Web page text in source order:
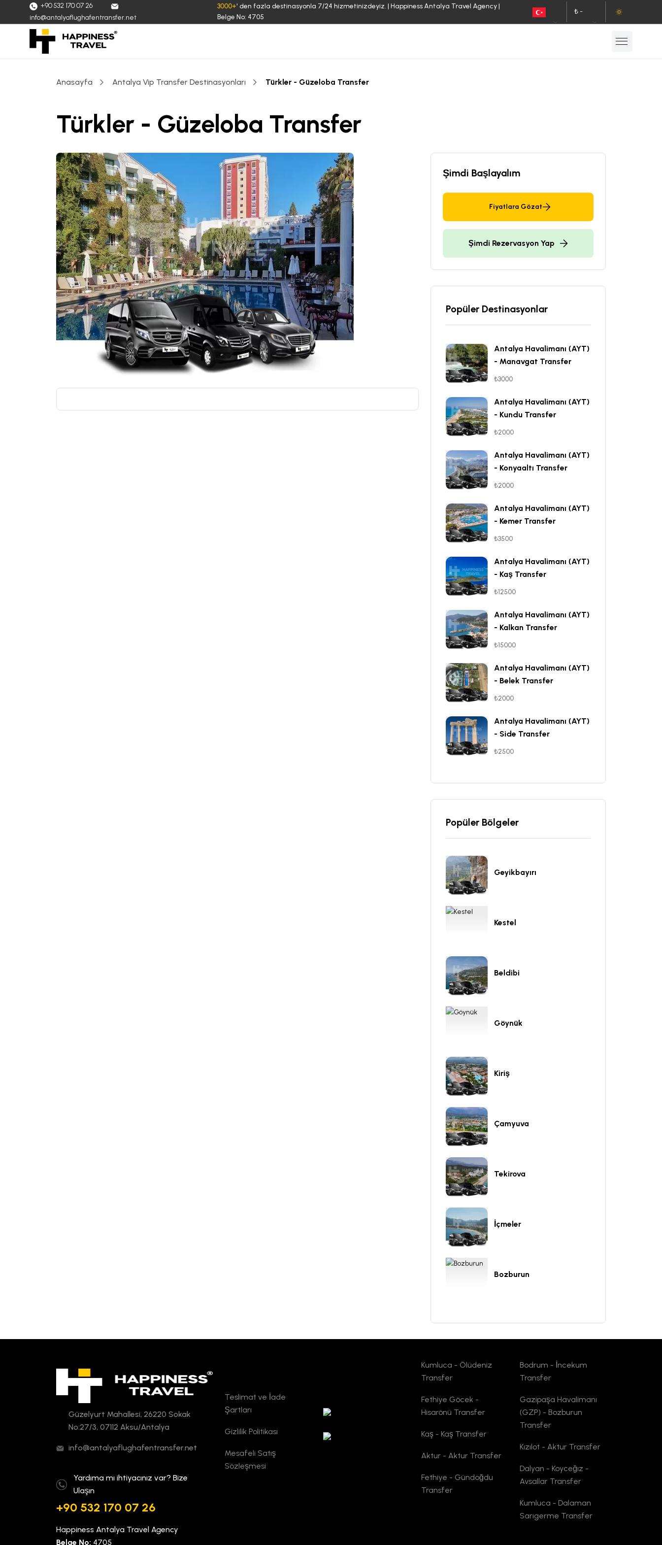
+90 532 170 07 26
info@antalyaflughafentransfer.net
3000+' den fazla destinasyonla 7/24 hizmetinizdeyiz. | Happiness Antalya Travel Agency |
Belge No: 4705
₺ -
Anasayfa Antalya Vip Transfer Destinasyonları Türkler - Güzeloba Transfer
Türkler - Güzeloba Transfer
Şimdi Başlayalım
Fiyatlara Gözat
Şimdi Rezervasyon Yap
Popüler Destinasyonlar
Antalya Havalimanı (AYT)
- Manavgat Transfer
₺3000
Antalya Havalimanı (AYT)
- Kundu Transfer
₺2000
Antalya Havalimanı (AYT)
- Konyaaltı Transfer
₺2000
Antalya Havalimanı (AYT)
- Kemer Transfer
₺3500
Antalya Havalimanı (AYT)
- Kaş Transfer
₺12500
Antalya Havalimanı (AYT)
- Kalkan Transfer
₺15000
Antalya Havalimanı (AYT)
- Belek Transfer
₺2000
Antalya Havalimanı (AYT)
- Side Transfer
₺2500
Popüler Bölgeler
Geyikbayırı
Kestel
Beldibi
Göynük
Kiriş
Çamyuva
Tekirova
İçmeler
Bozburun
Güzelyurt Mahallesi, 26220 Sokak
No:27/3, 07112 Aksu/Antalya
info@antalyaflughafentransfer.net
Yardıma mı ihtiyacınız var? Bize
Ulaşın
+90 532 170 07 26
Happiness Antalya Travel Agency
Belge No: 4705
Teslimat ve İade
Şartları
Gizlilik Politikası
Mesafeli Satış
Sözleşmesi
Kumluca - Ölüdeniz
Transfer
Fethiye Göcek -
Hisarönü Transfer
Kaş - Kaş Transfer
Aktur - Aktur Transfer
Fethiye - Gündoğdu
Transfer
Bodrum - İncekum
Transfer
Gazipaşa Havalimanı
(GZP) - Bozburun
Transfer
Kızılot - Aktur Transfer
Dalyan - Koyceğız -
Avsallar Transfer
Kumluca - Dalaman
Sarıgerme Transfer